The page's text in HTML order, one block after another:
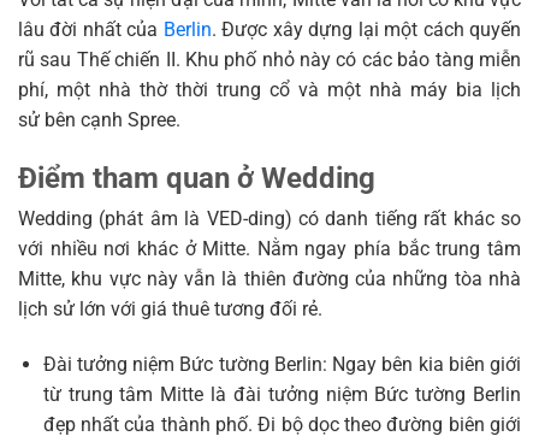
lâu đời nhất của Berlin. Được xây dựng lại một cách quyến
rũ sau Thế chiến II. Khu phố nhỏ này có các bảo tàng miễn
phí, một nhà thờ thời trung cổ và một nhà máy bia lịch
sử bên cạnh Spree.
Điểm tham quan ở Wedding
Wedding (phát âm là VED-ding) có danh tiếng rất khác so
với nhiều nơi khác ở Mitte. Nằm ngay phía bắc trung tâm
Mitte, khu vực này vẫn là thiên đường của những tòa nhà
lịch sử lớn với giá thuê tương đối rẻ.
Đài tưởng niệm Bức tường Berlin: Ngay bên kia biên giới
từ trung tâm Mitte là đài tưởng niệm Bức tường Berlin
đẹp nhất của thành phố. Đi bộ dọc theo đường biên giới